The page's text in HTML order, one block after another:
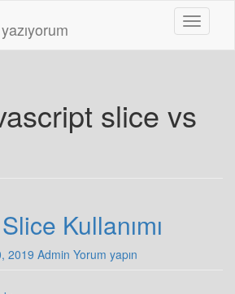
Toggle
slice vs
Kullanımı
2019 Admin Yorum yapın